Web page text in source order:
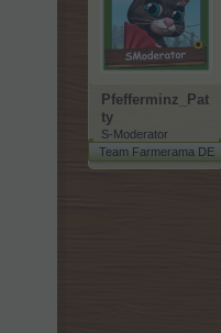
Pfefferminz_Pat
ty
S-Moderator
Team Farmerama DE